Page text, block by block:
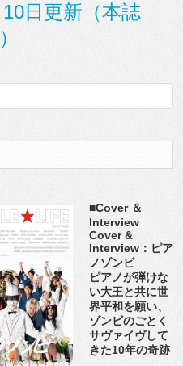
日更新（本誌
■Cover ＆
Interview
Cover &
Interview：ピア
ノゾンビ
ピアノが弾けな
い大王と共に世
界平和を願い、
ゾンビのごとく
サヴァイヴして
きた10年の奇跡